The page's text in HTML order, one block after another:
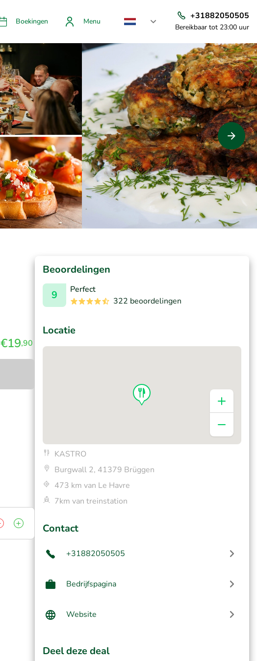
Boekingen Menu
+31882050505
Bereikbaar tot 23:00 uur
€19,90
Beoordelingen
9
Perfect
322 beoordelingen
Locatie
KASTRO
Burgwall 2, 41379 Brüggen
473 km van Le Havre
7km van treinstation
Contact
+31882050505
Bedrijfspagina
Website
Deel deze deal